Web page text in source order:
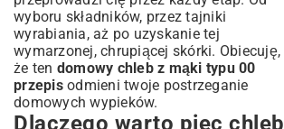
Znaczenie soli i wody w recepturze
domowego chleba
Krok po kroku: szczegółowy przepis na
domowy chleb z mąki typu 00
Przygotowanie zaczynu drożdżowego –
klucz do udanego ciasta
Wyrabianie ciasta – sekrety elastyczności i
wyboru składników, przez tajniki
wyrabiania, aż po uzyskanie tej
wymarzonej, chrupiącej skórki. Obiecuję,
że ten domowy chleb z mąki typu 00
przepisodmieni twoje postrzeganie
domowych wypieków.
Dlaczego warto piec chleb